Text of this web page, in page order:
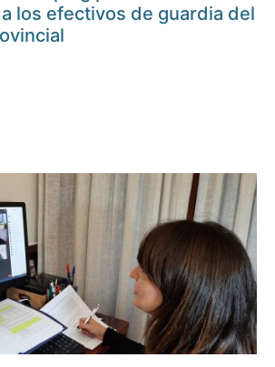
los efectivos de guardia del